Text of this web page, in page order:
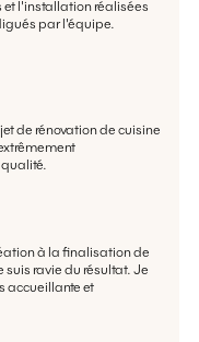
et l'installation réalisées
par l'équipe.
de rénovation de cuisine
à la finalisation de
suis ravie du résultat. Je
accueillante et